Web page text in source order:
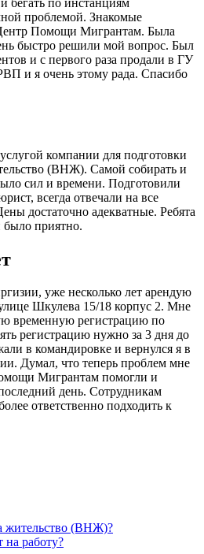
проблемой. Знакомые
Помощи Мигрантам. Была
быстро решили мой вопрос. Был
и с первого раза продали в ГУ
и я очень этому рада. Спасибо
компании для подготовки
(ВНЖ). Самой собирать и
сил и времени. Подготовили
всегда отвечали на все
достаточно адекватные. Ребята
было приятно.
уже несколько лет арендую
Шкулева 15/18 корпус 2. Мне
временную регистрацию по
регистрацию нужно за 3 дня до
в командировке и вернулся я в
Думал, что теперь проблем мне
Мигрантам помогли и
день. Сотрудникам
ответственно подходить к
жительство (ВНЖ)?
на работу?